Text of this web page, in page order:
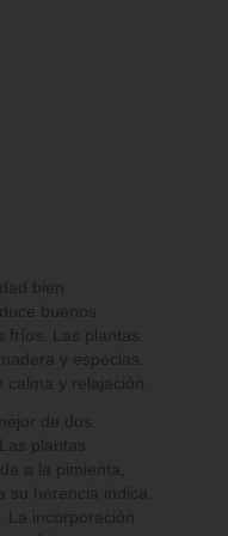
bien
buenos
fríos. Las plantas
y especias.
y relajación.
de dos
plantas
a la pimienta,
herencia indica,
incorporación